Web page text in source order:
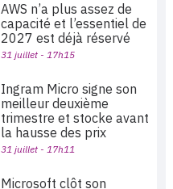
AWS n’a plus assez de
capacité et l’essentiel de
2027 est déjà réservé
31 juillet - 17h15
Ingram Micro signe son
meilleur deuxième
trimestre et stocke avant
la hausse des prix
31 juillet - 17h11
Microsoft clôt son